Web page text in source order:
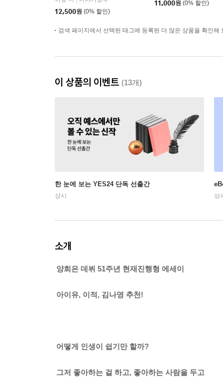
12,500원 (0% 할인)
11,000원 (0% 할인)
검색 페이지에서 선택된 태그에 등록된 더 많은 상품을 확인해
이 상품의 이벤트 (13개)
한 눈에 보는 YES24 단독 선출간
상시 상
소개
양희은 데뷔 51주년 현재진행형 에세이
아이유, 이적, 김나영 추천!
어떻게 인생이 쉽기만 할까?
그저 좋아하는 걸 하고, 좋아하는 사람을 두고